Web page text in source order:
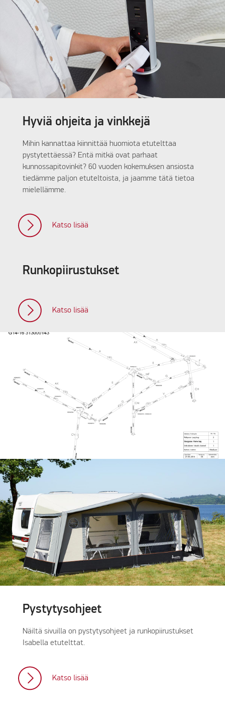
Hyviä ohjeita ja vinkkejä
Mihin kannattaa kiinnittää huomiota etutelttaa
pystytettäessä? Entä mitkä ovat parhaat
kunnossapitovinkit? 60 vuoden kokemuksen ansiosta
tiedämme paljon etuteltoista, ja jaamme tätä tietoa
mielellämme.
Katso lisää
Runkopiirustukset
Katso lisää
Pystytysohjeet
Näiltä sivuilla on pystytysohjeet ja runkopiirustukset
Isabella etutelttat.
Katso lisää